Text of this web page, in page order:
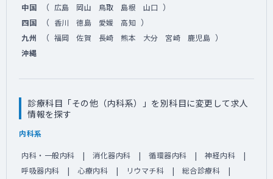
中国 （ 広島 岡山 鳥取 島根 山口 ）
四国 （ 香川 徳島 愛媛 高知 ）
九州 （ 福岡 佐賀 長崎 熊本 大分 宮崎 鹿児島 ）
沖縄
診療科目「その他（内科系）」を別科目に変更して求人
情報を探す
内科系
内科・一般内科 消化器内科 循環器内科
神経内科
呼吸器内科
心療内科 リウマチ科
総合診療科